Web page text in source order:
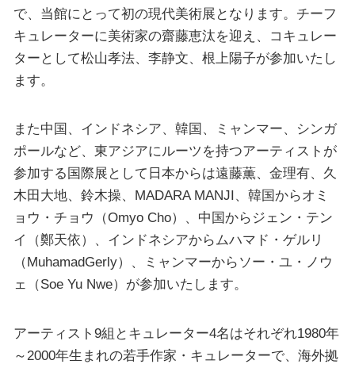
で、当館にとって初の現代美術展となります。チーフ
キュレーターに美術家の齋藤恵汰を迎え、コキュレー
ターとして松山孝法、李静文、根上陽子が参加いたし
ます。
また中国、インドネシア、韓国、ミャンマー、シンガ
ポールなど、東アジアにルーツを持つアーティストが
参加する国際展として日本からは遠藤薫、金理有、久
木田大地、鈴木操、MADARA MANJI、韓国からオミ
ョウ・チョウ（Omyo Cho）、中国からジェン・テン
イ（鄭天依）、インドネシアからムハマド・ゲルリ
（MuhamadGerly）、ミャンマーからソー・ユ・ノウ
ェ（Soe Yu Nwe）が参加いたします。
アーティスト9組とキュレーター4名はそれぞれ1980年
～2000年生まれの若手作家・キュレーターで、海外拠